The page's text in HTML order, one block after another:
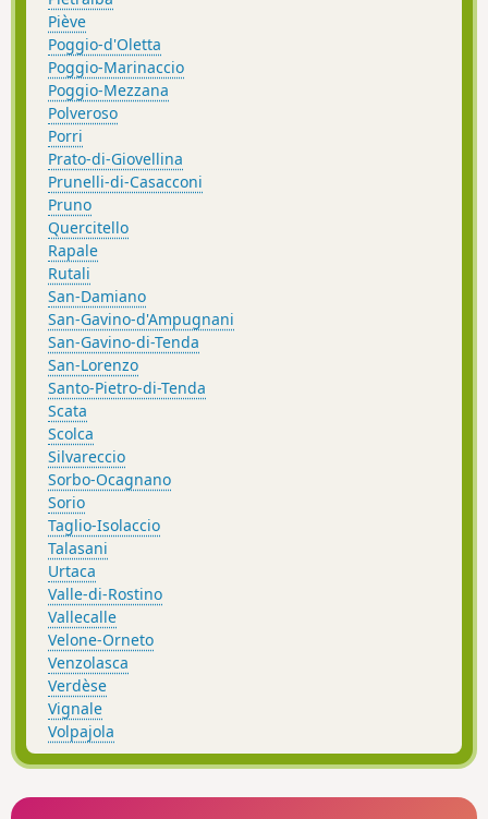
Piève
Poggio-d'Oletta
Poggio-Marinaccio
Poggio-Mezzana
Polveroso
Porri
Prato-di-Giovellina
Prunelli-di-Casacconi
Pruno
Quercitello
Rapale
Rutali
San-Damiano
San-Gavino-d'Ampugnani
San-Gavino-di-Tenda
San-Lorenzo
Santo-Pietro-di-Tenda
Scata
Scolca
Silvareccio
Sorbo-Ocagnano
Sorio
Taglio-Isolaccio
Talasani
Urtaca
Valle-di-Rostino
Vallecalle
Velone-Orneto
Venzolasca
Verdèse
Vignale
Volpajola